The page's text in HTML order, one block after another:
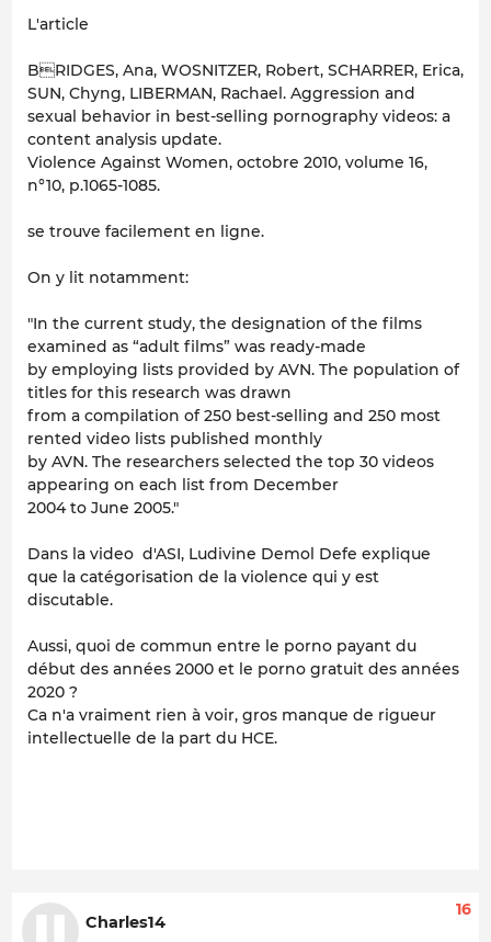
L'article
BRIDGES, Ana, WOSNITZER, Robert, SCHARRER, Erica,
SUN, Chyng, LIBERMAN, Rachael. Aggression and
sexual behavior in best-selling pornography videos: a
content analysis update.
Violence Against Women, octobre 2010, volume 16,
n°10, p.1065-1085.
se trouve facilement en ligne.
On y lit notamment:
"In the current study, the designation of the films
examined as “adult films” was ready-made
by employing lists provided by AVN. The population of
titles for this research was drawn
from a compilation of 250 best-selling and 250 most
rented video lists published monthly
by AVN. The researchers selected the top 30 videos
appearing on each list from December
2004 to June 2005."
Dans la video d'ASI, Ludivine Demol Defe explique
que la catégorisation de la violence qui y est
discutable.
Aussi, quoi de commun entre le porno payant du
début des années 2000 et le porno gratuit des années
2020 ?
Ca n'a vraiment rien à voir, gros manque de rigueur
intellectuelle de la part du HCE.
Charles14
16